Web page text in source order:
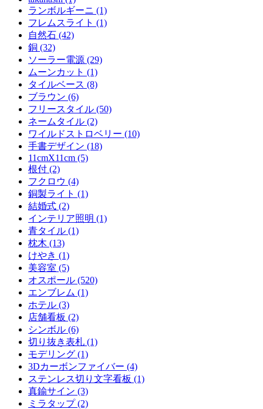
ランボルギーニ (1)
フレムスライト (1)
自然石 (42)
銅 (32)
ソーラー電源 (29)
ムーンカット (1)
タイルベース (8)
ブラウン (6)
フリースタイル (50)
ネームタイル (2)
ワイルドストロベリー (10)
手書デザイン (18)
11cmX11cm (5)
根付 (2)
フクロウ (4)
銅製ライト (1)
結婚式 (2)
インテリア照明 (1)
青タイル (1)
枕木 (13)
けやき (1)
美容室 (5)
オスポール (520)
エンブレム (1)
ホテル (3)
店舗看板 (2)
シンボル (6)
切り抜き表札 (1)
モデリング (1)
3Dカーボンファイバー (4)
ステンレス切り文字看板 (1)
真鍮サイン (3)
ミラタップ (2)